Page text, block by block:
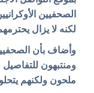
الصحفيين
لكنه لا يزال
وأضاف بأن
ومنتبهون
ملحون ولكنهم